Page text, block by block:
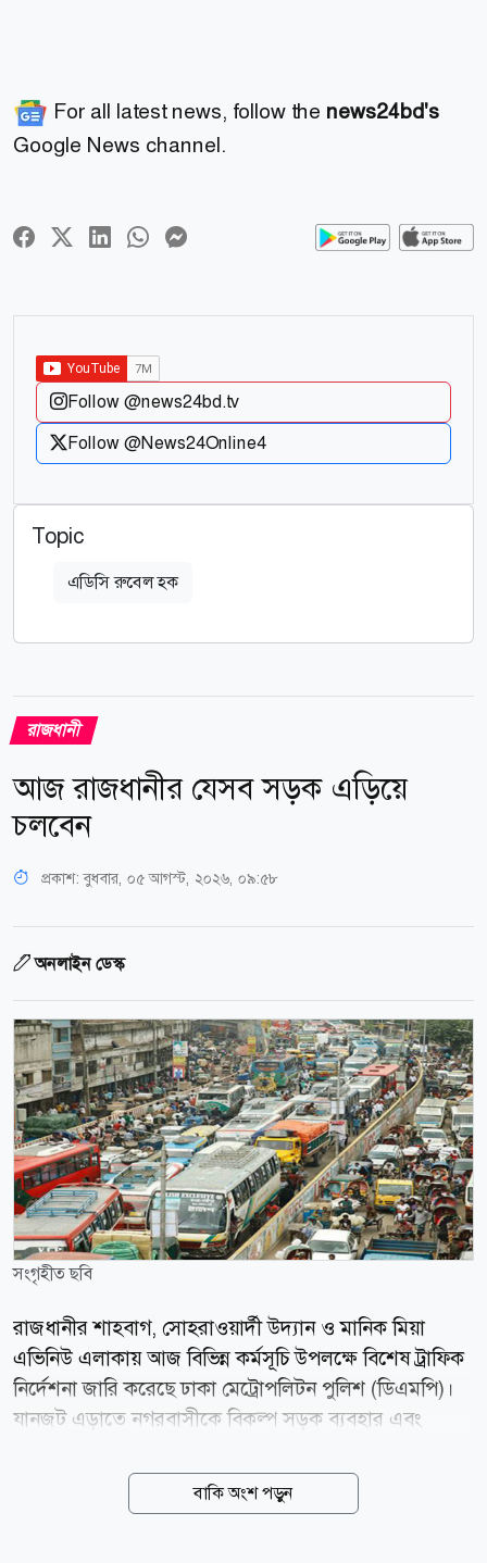
For all latest news, follow the news24bd's
Google News channel.
Follow @news24bd.tv
Follow @News24Online4
Topic
এডিসি রুবেল হক
রাজধানী
আজ রাজধানীর যেসব সড়ক এড়িয়ে
চলবেন
প্রকাশ:বুধবার, ০৫ আগস্ট, ২০২৬, ০৯:৫৮
অনলাইন ডেস্ক
সংগৃহীত ছবি
রাজধানীর শাহবাগ, সোহরাওয়ার্দী উদ্যান ও মানিক মিয়া
এভিনিউ এলাকায় আজ বিভিন্ন কর্মসূচি উপলক্ষে বিশেষ ট্রাফিক
নির্দেশনা জারি করেছে ঢাকা মেট্রোপলিটন পুলিশ (ডিএমপি)।
যানজট এড়াতে নগরবাসীকে বিকল্প সড়ক ব্যবহার এবং
মঙ্গলবার ডিএমপি কমিশনার শফিকুল ইসলাম স্বাক্ষরিত এক
গণবিজ্ঞপ্তিতে জানানো হয়, ৫ আগস্ট ভোর ৫টা থেকে পরবর্তী
বাকি অংশ পড়ুন